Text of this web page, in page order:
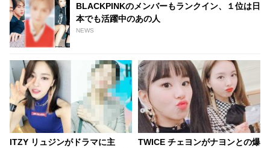
BLACKPINKのメンバーもランクイン、１位は日
本でも活躍中のあの人
NEWS
ITZY リュジンがドラマに主
TWICE チェヨンがナヨンとの爆